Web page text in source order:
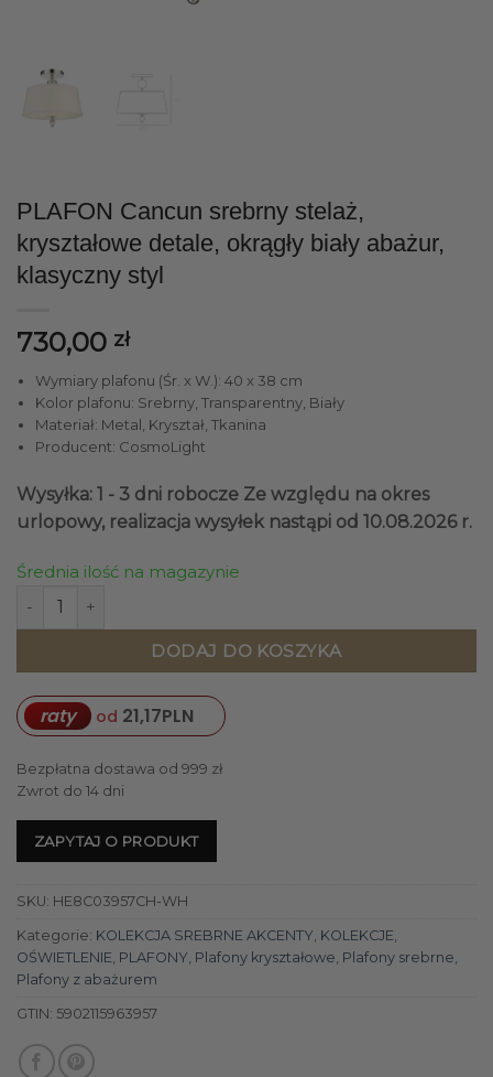
PLAFON Cancun srebrny stelaż,
kryształowe detale, okrągły biały abażur,
klasyczny styl
730,00 zł
Wymiary plafonu (Śr. x W.): 40 x 38 cm
Kolor plafonu: Srebrny, Transparentny, Biały
Materiał: Metal, Kryształ, Tkanina
Producent: CosmoLight
Wysyłka: 1 - 3 dni robocze Ze względu na okres
urlopowy, realizacja wysyłek nastąpi od 10.08.2026 r.
Średnia ilość na magazynie
ilość PLAFON Cancun srebrny stelaż, kryształowe detale,
DODAJ DO KOSZYKA
raty od 21,17PLN
Bezpłatna dostawa od 999 zł
Zwrot do 14 dni
ZAPYTAJ O PRODUKT
SKU: HE8C03957CH-WH
Kategorie: KOLEKCJA SREBRNE AKCENTY KOLEKCJE
OŚWIETLENIE PLAFONY Plafony kryształowe Plafony srebrne
Plafony z abażurem
GTIN: 5902115963957